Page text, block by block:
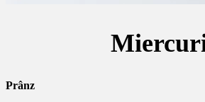
Prânz